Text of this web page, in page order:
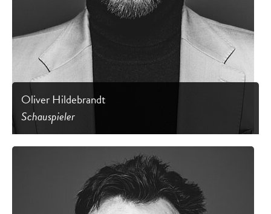
Oliver Hildebrandt
Schauspieler